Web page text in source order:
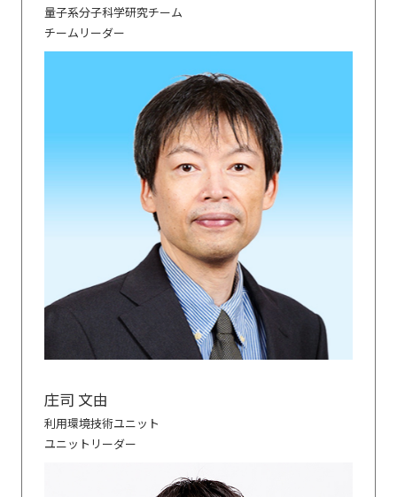
量子系分子科学研究チーム
チームリーダー
庄司 文由
利用環境技術ユニット
ユニットリーダー